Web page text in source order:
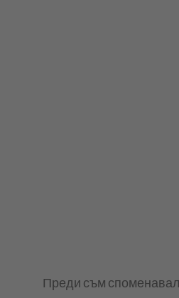
Преди съм